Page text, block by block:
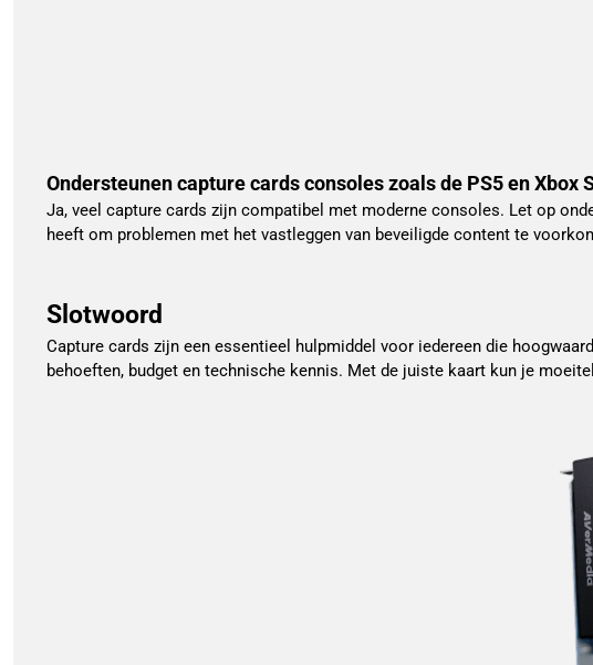
Ondersteunen capture cards consoles zoals de PS5 en Xbox
Ja, veel capture cards zijn compatibel met moderne consoles. Let op
heeft om problemen met het vastleggen van beveiligde content te
Slotwoord
Capture cards zijn een essentieel hulpmiddel voor iedereen die
behoeften, budget en technische kennis. Met de juiste kaart kun je